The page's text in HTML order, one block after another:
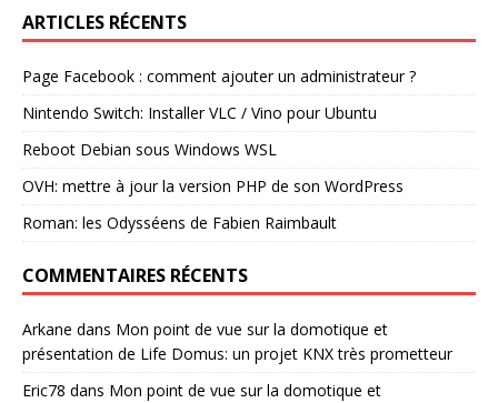
ARTICLES RÉCENTS
Page Facebook : comment ajouter un administrateur ?
Nintendo Switch: Installer VLC / Vino pour Ubuntu
Reboot Debian sous Windows WSL
OVH: mettre à jour la version PHP de son WordPress
Roman: les Odysséens de Fabien Raimbault
COMMENTAIRES RÉCENTS
Arkane dans Mon point de vue sur la domotique et
présentation de Life Domus: un projet KNX très prometteur
Eric78 dans Mon point de vue sur la domotique et